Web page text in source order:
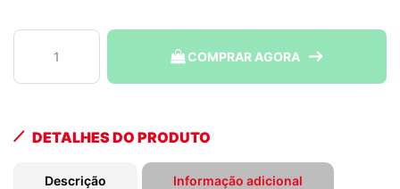
Camiseta
Ducatiana
2.0
quantidade
COMPRAR AGORA
DETALHES DO PRODUTO
Descrição Informação adicional